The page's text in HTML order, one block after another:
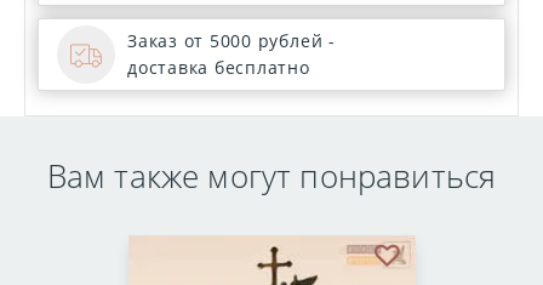
Заказ от 5000 рублей -
доставка бесплатно
Вам также могут понравиться
В избранное